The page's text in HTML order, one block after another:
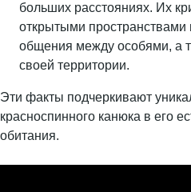
больших расстояниях. Их
открытыми пространствами
общения между особями, а
своей территории.
Эти факты подчеркивают
красноспинного канюка в его
обитания.